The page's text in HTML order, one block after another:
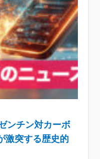
ンチン対カーボ
激突する歴史的